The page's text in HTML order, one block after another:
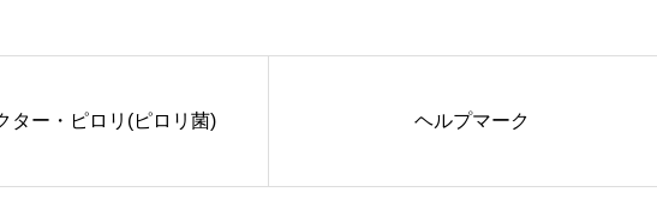
ター・ピロリ(ピロリ菌) ヘルプマーク